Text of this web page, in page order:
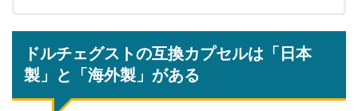
ドルチェグストの互換カプセルは「日本
製」と「海外製」がある